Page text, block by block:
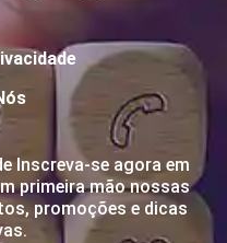
Inscreva-se agora em
primeira mão nossas
promoções e dicas